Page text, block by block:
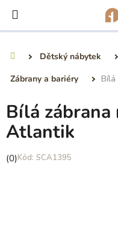
obsah
Dětský nábytek
Zábrany a bariéry
Bílá
Bílá
Atlantik
Průměrné
(0) SCA1395